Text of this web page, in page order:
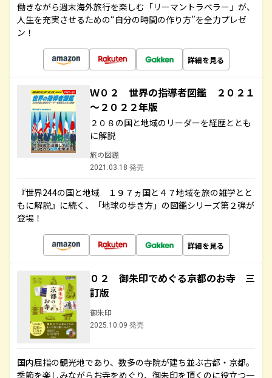
働きながら週末海外旅行を楽しむ「リーマントラベラー」が、
人生を充実させるための“自分の時間の作り方”を全力プレゼ
ン！
詳細を見る
Ｗ０２ 世界の指導者図鑑 ２０２１
～２０２２年版
２０８の国と地域のリーダーを経歴ととも
に解説
旅の図鑑
2021.03.18 発売
『世界244の国と地域 １９７ヵ国と４７地域を旅の雑学とと
もに解説』に続く、「地球の歩き方」の図鑑シリーズ第２弾が
登場！
詳細を見る
０２ 御朱印でめぐる京都のお寺 三
訂版
御朱印
2025.10.09 発売
国内屈指の観光地であり、数多の寺院が建ち並ぶ古都・京都。
季節を楽しみながらお寺をめぐり、御朱印を頂くのに役立つ一